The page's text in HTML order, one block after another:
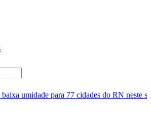
do RN neste sábado
Polícia